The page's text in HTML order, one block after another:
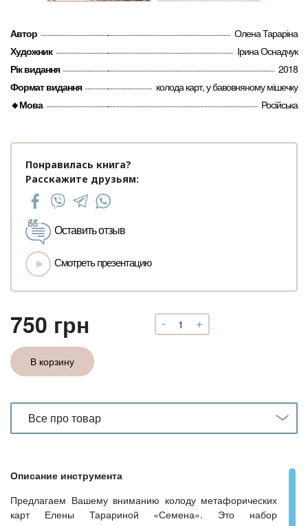
Автор
Олена Тараріна
Художник
Ірина Оснадчук
Рік видання
2018
Формат видання
колода карт, у бавовняному мішечку
🔸Мова
Російська
Понравилась книга?
Расскажите друзьям:
Оставить отзыв
Смотреть презентацию
750 грн -
Количество
Метафорические
+
В корзину
Все про товар
Описание инструмента
Предлагаем Вашему вниманию колоду метафорических
карт Елены Тарариной «Семена». Это набор